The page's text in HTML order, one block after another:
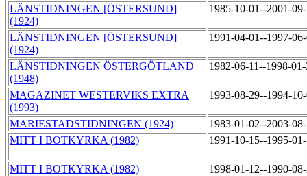
LÄNSTIDNINGEN [ÖSTERSUND]
(1924)
1985-10-01--2001-
LÄNSTIDNINGEN [ÖSTERSUND]
(1924)
1991-04-01--1997-
LÄNSTIDNINGEN ÖSTERGÖTLAND
(1948)
1982-06-11--1998-
MAGAZINET WESTERVIKS EXTRA
(1993)
1993-08-29--1994-
MARIESTADSTIDNINGEN (1924)
1983-01-02--2003-
MITT I BOTKYRKA (1982)
1991-10-15--1995-
MITT I BOTKYRKA (1982) 1998-01-12--1990-